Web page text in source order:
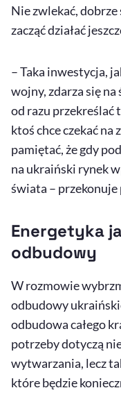
Nie zwlekać,
zacząć działać
– Taka inwestycja,
wojny, zdarza się
od razu przekreślać
ktoś chce czekać
pamiętać, że gdy
na ukraiński rynek
świata – przekonuje
Energetyka
odbudowy
W rozmowie
odbudowy
odbudowa całego
potrzeby dotyczą
wytwarzania, lecz
które będzie